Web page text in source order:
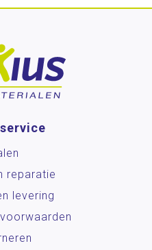
reparatie
levering